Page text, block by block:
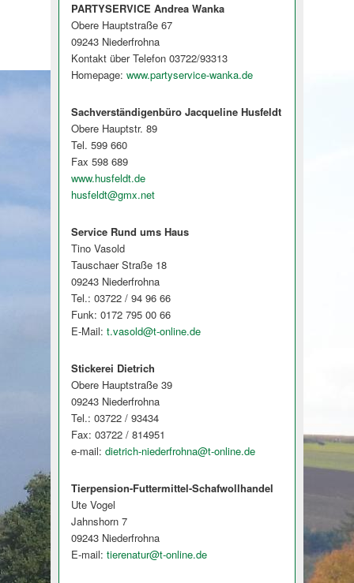
PARTYSERVICE Andrea Wanka
Obere Hauptstraße 67
09243 Niederfrohna
Kontakt über Telefon 03722/93313
Homepage: www.partyservice-wanka.de
Sachverständigenbüro Jacqueline Husfeldt
Obere Hauptstr. 89
Tel. 599 660
Fax 598 689
www.husfeldt.de
husfeldt@gmx.net
Service Rund ums Haus
Tino Vasold
Tauschaer Straße 18
09243 Niederfrohna
Tel.: 03722 / 94 96 66
Funk: 0172 795 00 66
E-Mail: t.vasold@t-online.de
Stickerei Dietrich
Obere Hauptstraße 39
09243 Niederfrohna
Tel.: 03722 / 93434
Fax: 03722 / 814951
e-mail: dietrich-niederfrohna@t-online.de
Tierpension-Futtermittel-Schafwollhandel
Ute Vogel
Jahnshorn 7
09243 Niederfrohna
E-mail: tierenatur@t-online.de